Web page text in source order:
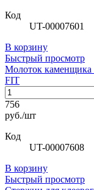
Код
UT-00007601
В корзину
Быстрый просмотр
Молоток каменщика
FIT
756
руб./шт
Код
UT-00007608
В корзину
Быстрый просмотр